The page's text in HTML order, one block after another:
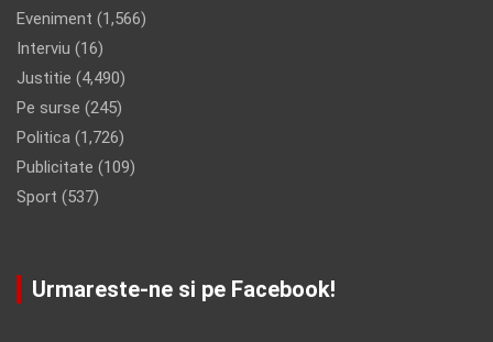
Eveniment (1,566)
Interviu (16)
Justitie (4,490)
Pe surse (245)
Politica (1,726)
Publicitate (109)
Sport (537)
Urmareste-ne si pe Facebook!